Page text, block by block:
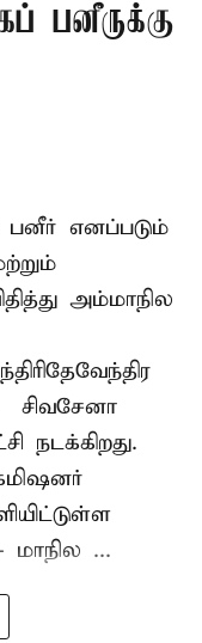
பனீருக்கு
பனீர் எனப்படும்
அம்மாநில
–
நடக்கிறது.
மாநில ...